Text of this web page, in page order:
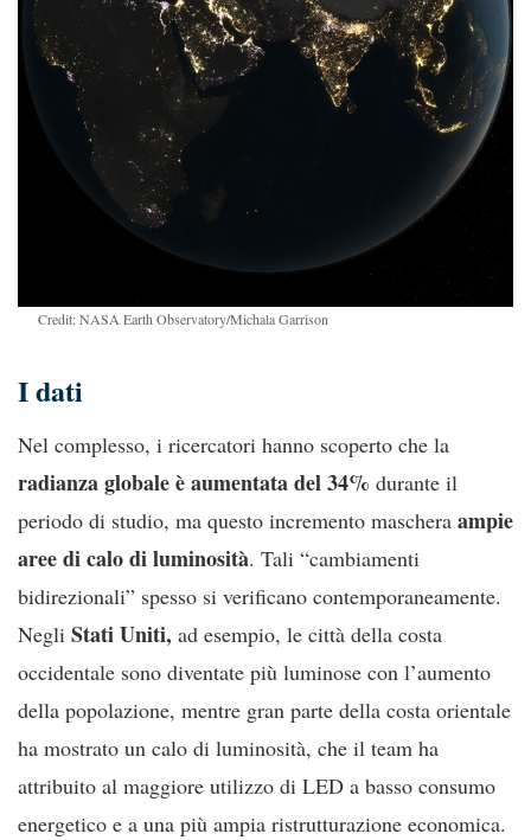
Credit: NASA Earth Observatory/Michala Garrison
I dati
Nel complesso, i ricercatori hanno scoperto che la
radianza globale è aumentata del 34% durante il
periodo di studio, ma questo incremento maschera ampie
aree di calo di luminosità. Tali “cambiamenti
bidirezionali” spesso si verificano contemporaneamente.
Negli Stati Uniti, ad esempio, le città della costa
occidentale sono diventate più luminose con l’aumento
della popolazione, mentre gran parte della costa orientale
ha mostrato un calo di luminosità, che il team ha
attribuito al maggiore utilizzo di LED a basso consumo
energetico e a una più ampia ristrutturazione economica.